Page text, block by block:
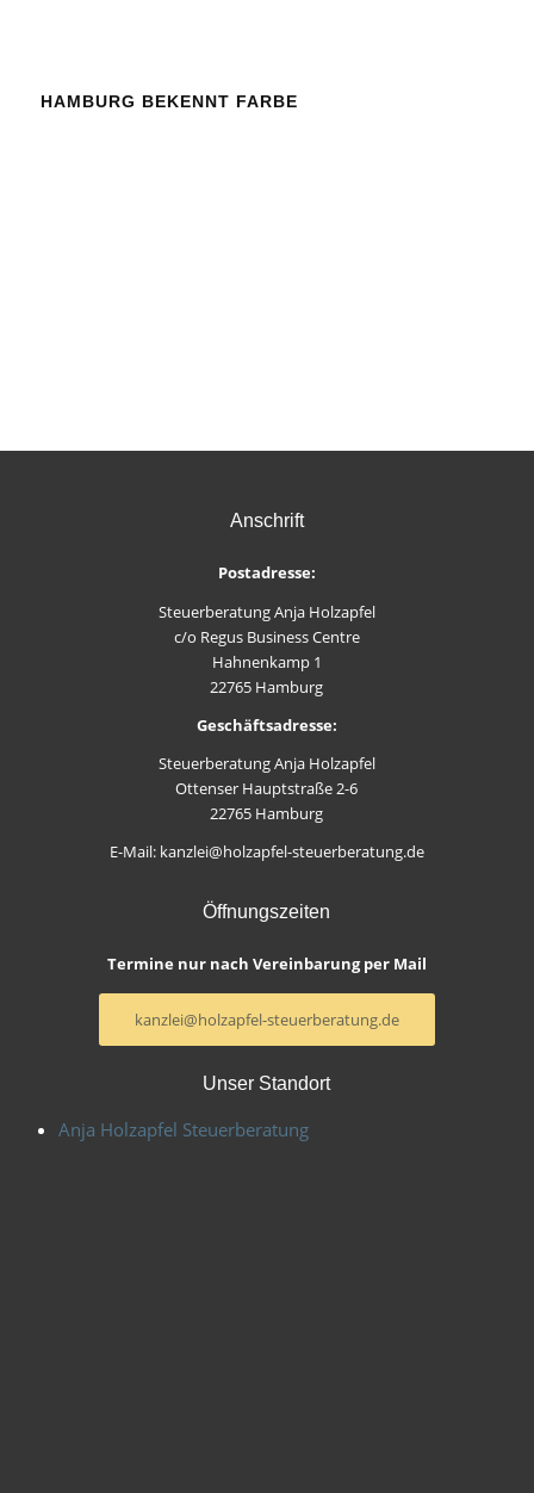
HAMBURG BEKENNT FARBE
Anschrift
Postadresse:
Steuerberatung Anja Holzapfel
c/o Regus Business Centre
Hahnenkamp 1
22765 Hamburg
Geschäftsadresse:
Steuerberatung Anja Holzapfel
Ottenser Hauptstraße 2-6
22765 Hamburg
E-Mail: kanzlei@holzapfel-steuerberatung.de
Öffnungszeiten
Termine nur nach Vereinbarung per Mail
kanzlei@holzapfel-steuerberatung.de
Unser Standort
Anja Holzapfel Steuerberatung